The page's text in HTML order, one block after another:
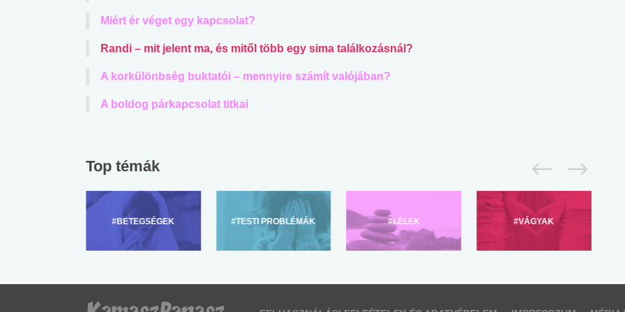
Miért ér véget egy kapcsolat?
Randi – mit jelent ma, és mitől több egy sima találkozásnál?
A korkülönbség buktatói – mennyire számít valójában?
A boldog párkapcsolat titkai
Top témák
#BETEGSÉGEK #TESTI PROBLÉMÁK #LÉLEK #VÁGYAK